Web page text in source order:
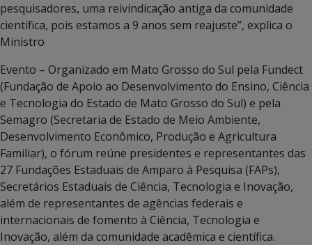
pesquisadores, uma reivindicação antiga da comunidade
científica, pois estamos a 9 anos sem reajuste”, explica o
Ministro
Evento – Organizado em Mato Grosso do Sul pela Fundect
(Fundação de Apoio ao Desenvolvimento do Ensino, Ciência
e Tecnologia do Estado de Mato Grosso do Sul) e pela
Semagro (Secretaria de Estado de Meio Ambiente,
Desenvolvimento Econômico, Produção e Agricultura
Familiar), o fórum reúne presidentes e representantes das
27 Fundações Estaduais de Amparo à Pesquisa (FAPs),
Secretários Estaduais de Ciência, Tecnologia e Inovação,
além de representantes de agências federais e
internacionais de fomento à Ciência, Tecnologia e
Inovação, além da comunidade acadêmica e científica.